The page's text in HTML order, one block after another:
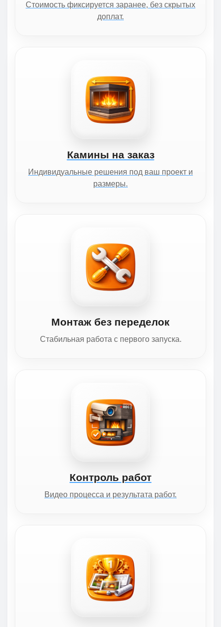
Стоимость фиксируется заранее, без скрытых
доплат.
Камины на заказ
Индивидуальные решения под ваш проект и
размеры.
Монтаж без переделок
Стабильная работа с первого запуска.
Контроль работ
Видео процесса и результата работ.